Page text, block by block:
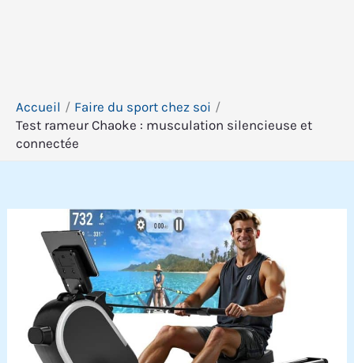
Accueil
Faire du sport chez soi
Test rameur Chaoke : musculation silencieuse et
connectée